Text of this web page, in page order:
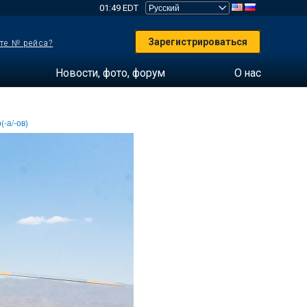
01:49 EDT
№ рейса? Зарегистрироваться
Новости, фото, форум О нас
а/-ов)